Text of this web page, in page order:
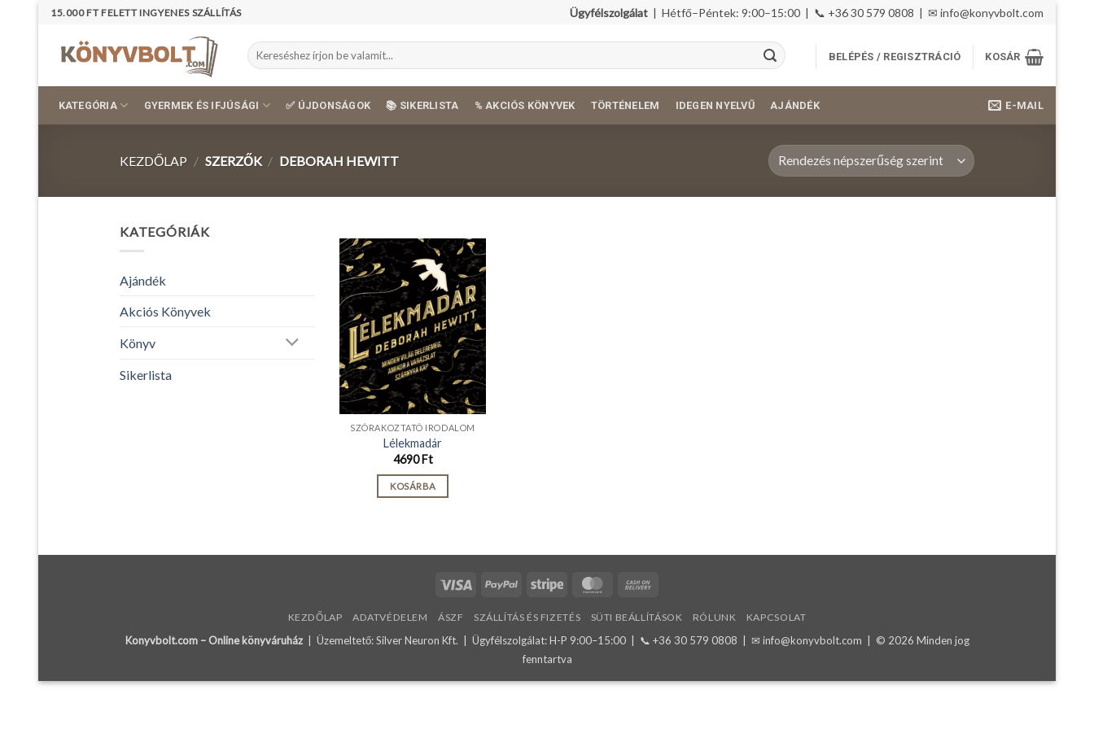
Skip
content
15.000 FT FELETT INGYENES SZÁLLÍTÁS Ügyfélszolgálat | Hétfő–Péntek: 9:00–15:00 | 📞 +36 30 579 0808 | ✉ info@konyvbolt.com
Keresés
a
BELÉPÉS / REGISZTRÁCIÓ KOSÁR
KATEGÓRIA GYERMEK ÉS IFJÚSÁGI ✅ ÚJDONSÁGOK 📚 SIKERLISTA % AKCIÓS KÖNYVEK TÖRTÉNELEM IDEGEN NYELVŰ AJÁNDÉK E-MAIL
KEZDŐLAP / SZERZŐK / DEBORAH HEWITT
KATEGÓRIÁK
Ajándék
Akciós Könyvek
Könyv
Sikerlista
SZÓRAKOZTATÓ IRODALOM
Lélekmadár
4690Ft
KOSÁRBA
Visa PayPal Stripe MasterCard
Delivery
KEZDŐLAP ADATVÉDELEM ÁSZF SZÁLLÍTÁS ÉS FIZETÉS SÜTI BEÁLLÍTÁSOK RÓLUNK KAPCSOLAT
Konyvbolt.com – Online könyváruház| Üzemeltető: Silver Neuron Kft. | Ügyfélszolgálat: H-P 9:00–15:00 | 📞 +36 30 579 0808 | ✉ info@konyvbolt.com | © 2026 Minden jog
fenntartva